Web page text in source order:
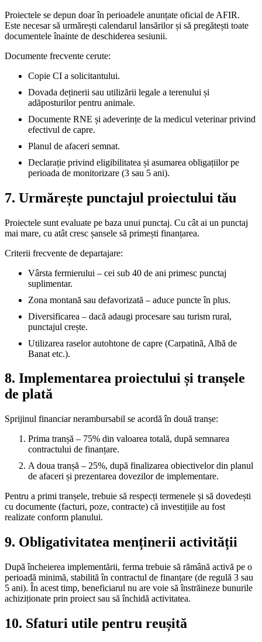
Proiectele se depun doar în perioadele anunțate oficial de AFIR.
Este necesar să urmărești calendarul lansărilor și să pregătești toate
documentele înainte de deschiderea sesiunii.
Documente frecvente cerute:
Copie CI a solicitantului.
Dovada deținerii sau utilizării legale a terenului și
adăposturilor pentru animale.
Documente RNE și adeverințe de la medicul veterinar privind
efectivul de capre.
Planul de afaceri semnat.
Declarație privind eligibilitatea și asumarea obligațiilor pe
perioada de monitorizare (3 sau 5 ani).
7. Urmărește punctajul proiectului tău
Proiectele sunt evaluate pe baza unui punctaj. Cu cât ai un punctaj
mai mare, cu atât cresc șansele să primești finanțarea.
Criterii frecvente de departajare:
Vârsta fermierului – cei sub 40 de ani primesc punctaj
suplimentar.
Zona montană sau defavorizată – aduce puncte în plus.
Diversificarea – dacă adaugi procesare sau turism rural,
punctajul crește.
Utilizarea raselor autohtone de capre (Carpatină, Albă de
Banat etc.).
8. Implementarea proiectului și tranșele
de plată
Sprijinul financiar nerambursabil se acordă în două tranșe:
Prima tranșă – 75% din valoarea totală, după semnarea
contractului de finanțare.
A doua tranșă – 25%, după finalizarea obiectivelor din planul
de afaceri și prezentarea dovezilor de implementare.
Pentru a primi tranșele, trebuie să respecți termenele și să dovedești
cu documente (facturi, poze, contracte) că investițiile au fost
realizate conform planului.
9. Obligativitatea menținerii activității
După încheierea implementării, ferma trebuie să rămână activă pe o
perioadă minimă, stabilită în contractul de finanțare (de regulă 3 sau
5 ani). În acest timp, beneficiarul nu are voie să înstrăineze bunurile
achiziționate prin proiect sau să închidă activitatea.
10. Sfaturi utile pentru reușită